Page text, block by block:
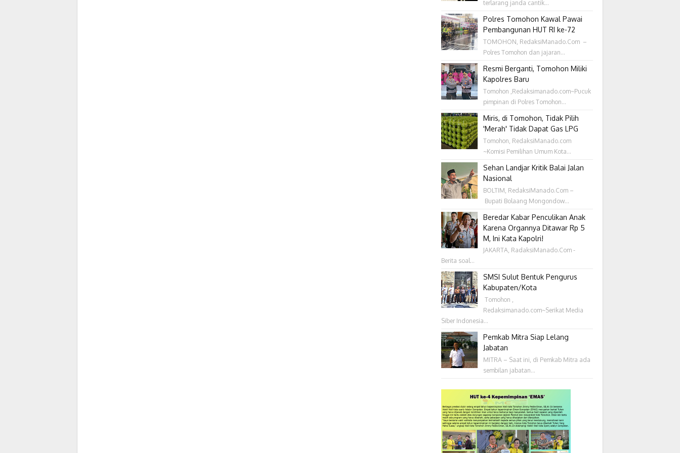
terlarang janda cantik...
Polres Tomohon Kawal Pawai
Pembangunan HUT RI ke-72
TOMOHON, RedaksiManado.Com –
Polres Tomohon dan jajaran...
Resmi Berganti, Tomohon Miliki
Kapolres Baru
Tomohon ,Redaksimanado.com~Pucuk
pimpinan di Polres Tomohon...
Miris, di Tomohon, Tidak Pilih
'Merah' Tidak Dapat Gas LPG
Tomohon, RedaksiManado.com
~Komisi Pemilihan Umum Kota...
Sehan Landjar Kritik Balai Jalan
Nasional
BOLTIM, RedaksiManado.Com –
Bupati Bolaang Mongondow...
Beredar Kabar Penculikan Anak
Karena Organnya Ditawar Rp 5
M, Ini Kata Kapolri!
JAKARTA, RadaksiManado.Com -
Berita soal...
SMSI Sulut Bentuk Pengurus
Kabupaten/Kota
‎ Tomohon ,
Redaksimanado.com~Serikat Media
Siber Indonesia...
Pemkab Mitra Siap Lelang
Jabatan
MITRA – Saat ini, di Pemkab Mitra ada
sembilan jabatan...